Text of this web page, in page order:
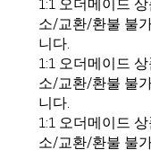
1:1 오더메이드
소/교환/환불 불
니다.
1:1 오더메이드
소/교환/환불 불
니다.
1:1 오더메이드
소/교환/환불 불